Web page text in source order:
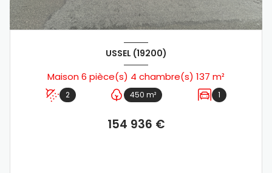
USSEL (19200)
Maison 6 pièce(s) 4 chambre(s) 137 m²
2 450 m² 1
154 936 €